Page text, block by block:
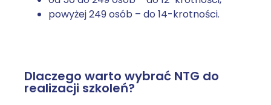
powyżej 249 osób – do 14-krotności.
Dlaczego warto wybrać NTG do
realizacji szkoleń?